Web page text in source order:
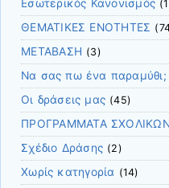
Εσωτερικός Κανονισμός
ΘΕΜΑΤΙΚΕΣ ΕΝΟΤΗΤΕΣ
ΜΕΤΑΒΑΣΗ (3)
Να σας πω ένα παραμύθι;
Οι δράσεις μας (45)
ΠΡΟΓΡΑΜΜΑΤΑ
Σχέδιο Δράσης (2)
Χωρίς κατηγορία (14)